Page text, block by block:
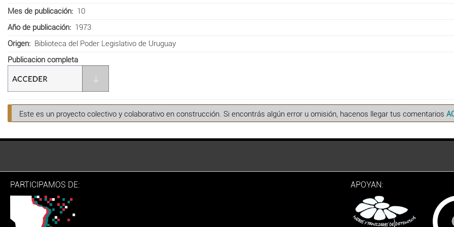
Mes de publicación
10
Año de publicación
1973
Origen
Biblioteca del Poder Legislativo de Uruguay
Publicacion completa
Este es un proyecto colectivo y colaborativo en construcción. Si encontrás algún error u omisión, hacenos llegar tus comentarios
PARTICIPAMOS DE: APOYAN: